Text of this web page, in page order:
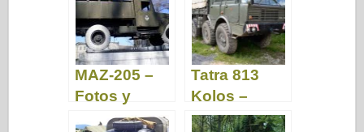
MAZ-205 –
Fotos y
Video
Tatra 813
Kolos –
Fotos y